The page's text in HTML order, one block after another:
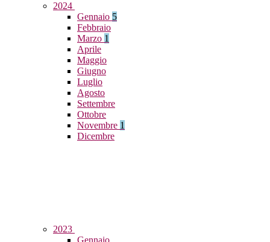
2024
Gennaio 5
Febbraio
Marzo 1
Aprile
Maggio
Giugno
Luglio
Agosto
Settembre
Ottobre
Novembre 1
Dicembre
2023